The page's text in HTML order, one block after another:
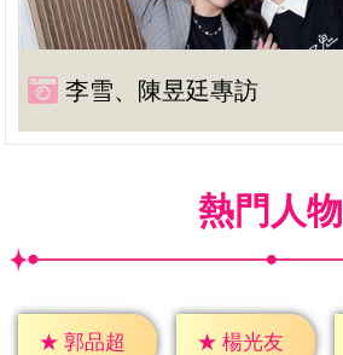
李雪、陳昱廷專訪
熱門人物
★ 郭品超 ★ 楊光友